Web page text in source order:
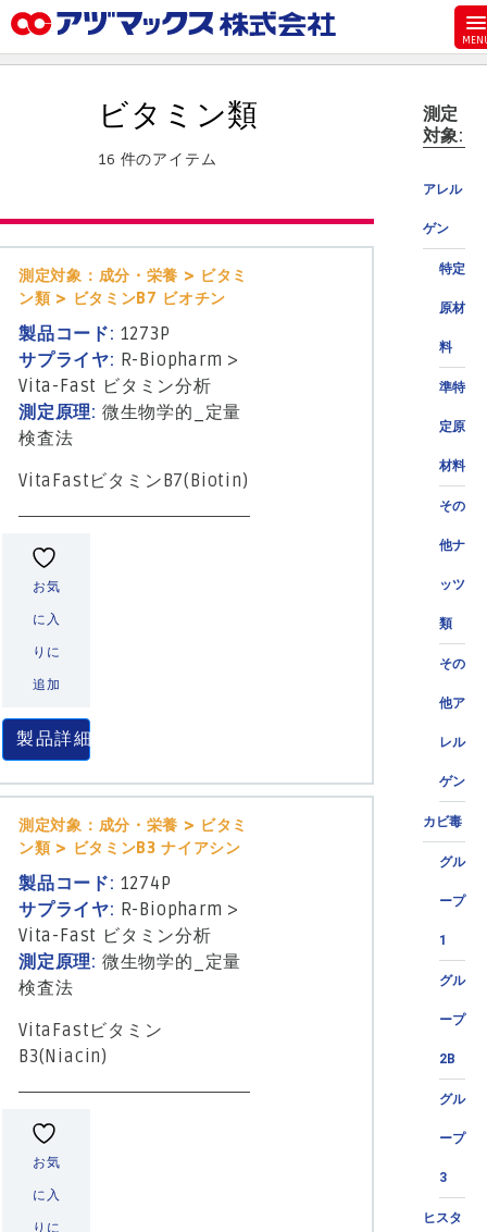
お買い物カゴ
主要取扱ブランド
製品検索
見積発行
測定
対象:
アレル
ゲン
特定
原材
料
準特
定原
材料
その
他ナ
ッツ
類
その
他ア
レル
ゲン
カビ毒
グル
ープ
1
グル
ープ
2B
グル
ープ
3
ヒスタ
ビタミン類
16 件のアイテム
測定対象：成分・栄養 > ビタミ
ン類 > ビタミンB7 ビオチン
製品コード: 1273P
サプライヤ: R-Biopharm >
Vita-Fast ビタミン分析
測定原理: 微生物学的_定量
検査法
VitaFastビタミンB7(Biotin)
お気
に入
りに
追加
製品詳細
測定対象：成分・栄養 > ビタミ
ン類 > ビタミンB3 ナイアシン
製品コード: 1274P
サプライヤ: R-Biopharm >
Vita-Fast ビタミン分析
測定原理: 微生物学的_定量
検査法
VitaFastビタミン
B3(Niacin)
お気
に入
りに